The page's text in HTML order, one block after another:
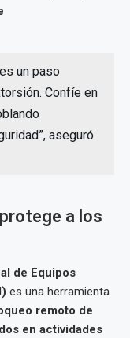
un paso
Confíe en
aseguró
a los
de Equipos
es una herramienta
remoto de
en actividades